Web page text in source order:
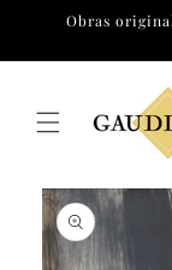
directamente
Obras
directamente
información
del producto